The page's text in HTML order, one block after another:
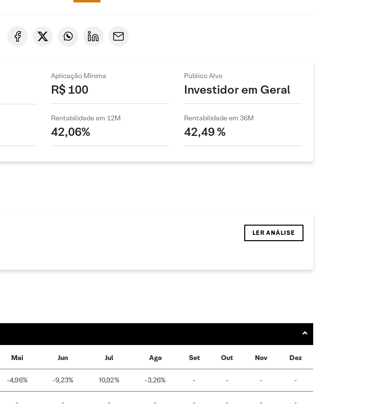
Aplicação Mínima
R$ 100
Público Alvo
Investidor em Geral
Rentabilidade em 12M
42,06%
Rentabilidade em 36M
42,49 %
LER ANÁLISE
Mai Jun Jul Ago Set Out Nov Dez
-4,96% -9,23% 10,92% -3,26% - - - -
- - - - - - - -